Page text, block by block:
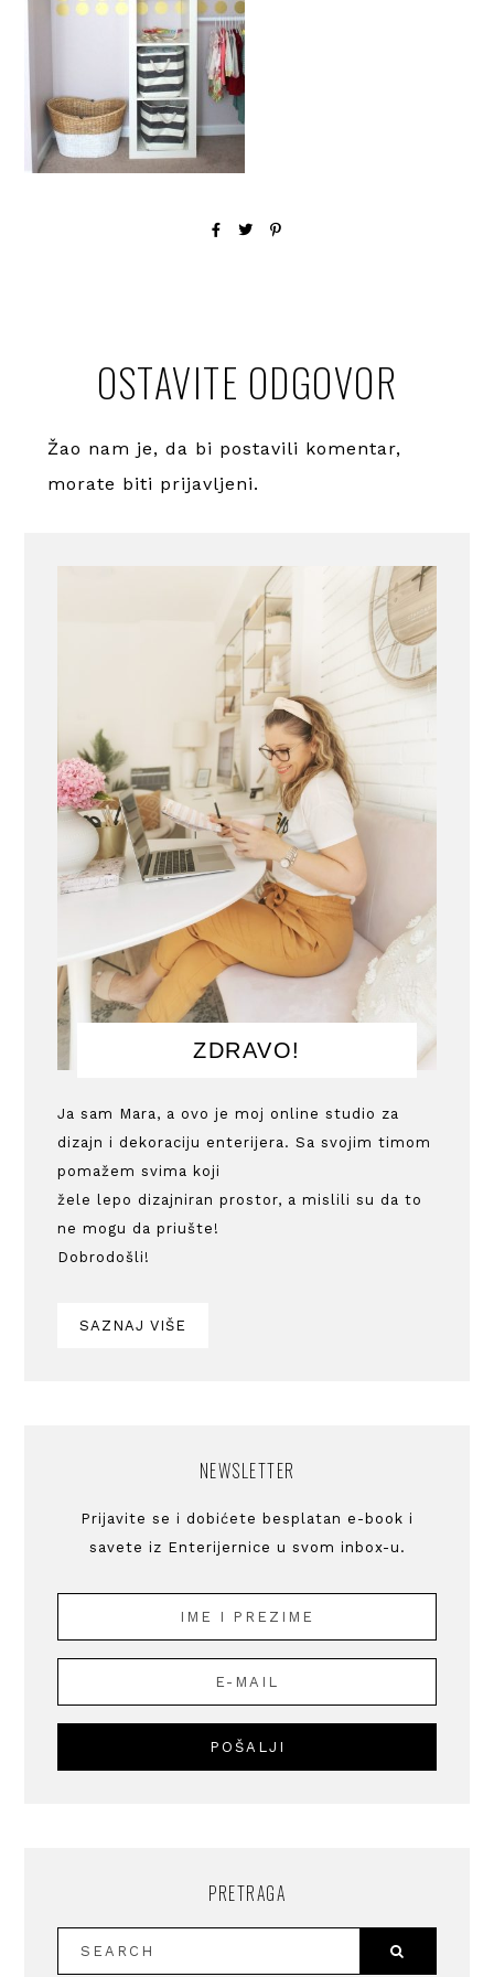
OSTAVITE ODGOVOR
Žao nam je, da bi postavili komentar,
morate biti prijavljeni.
ZDRAVO!
Ja sam Mara, a ovo je moj online studio za
dizajn i dekoraciju enterijera. Sa svojim timom
pomažem svima koji
žele lepo dizajniran prostor, a mislili su da to
ne mogu da priušte!
Dobrodošli!
SAZNAJ VIŠE
NEWSLETTER
Prijavite se i dobićete besplatan e-book i
savete iz Enterijernice u svom inbox-u.
PRETRAGA